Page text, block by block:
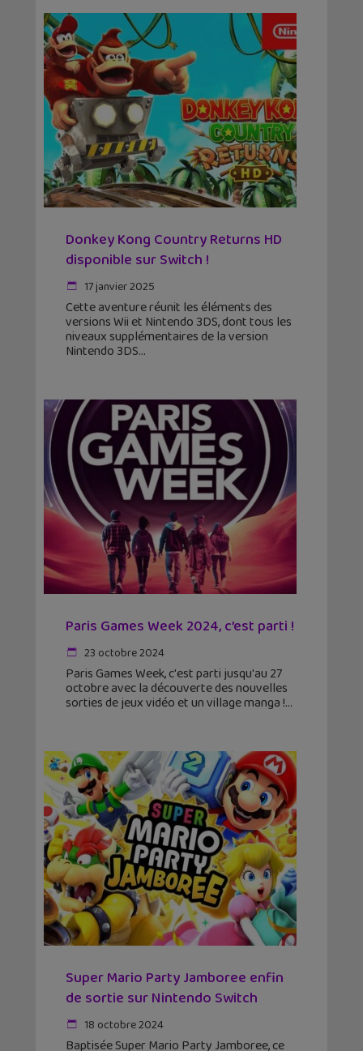
Donkey Kong Country Returns HD
disponible sur Switch !
17 janvier 2025
Cette aventure réunit les éléments des
versions Wii et Nintendo 3DS, dont tous les
niveaux supplémentaires de la version
Nintendo 3DS
Paris Games Week 2024, c’est parti !
23 octobre 2024
Paris Games Week, c'est parti jusqu'au 27
octobre avec la découverte des nouvelles
sorties de jeux vidéo et un village manga !
Super Mario Party Jamboree enfin
de sortie sur Nintendo Switch
18 octobre 2024
Baptisée Super Mario Party Jamboree, ce